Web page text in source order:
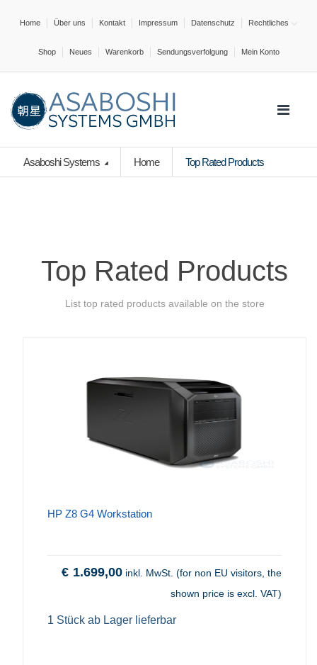
Home Über uns Kontakt Impressum Datenschutz Rechtliches
Shop Neues Warenkorb Sendungsverfolgung Mein Konto
Asaboshi Systems Home Top Rated Products
Top Rated Products
List top rated products available on the store
HP Z8 G4 Workstation
€ 1.699,00 inkl. MwSt. (for non EU visitors, the
shown price is excl. VAT)
1 Stück ab Lager lieferbar